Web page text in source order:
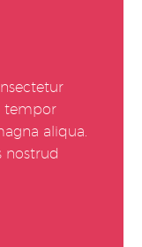
tempor
aliqua.
nostrud